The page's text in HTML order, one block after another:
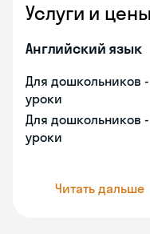
Услуги и цены
Английский язык
Для дошкольников
уроки
Для дошкольников
уроки
Читать дальше